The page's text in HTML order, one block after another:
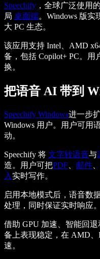
Speechify ，全球广泛使用的
局 桌面端。Windows 版
大 PC 生态。
该应用支持 Intel、AMD
备，包括 Copilot+ PC。
换。
把语音 AI 带到
Speechify Windows进一步
Windows 用户。用户可用
动。
Speechify 将 文字转语音与
造。用户可把PDF 邮件
入 实时写作。
启用本地模式后，语音数
处理，同时保证实时响应。
借助 GPU 加速、智能回
备上表现稳定，在 AMD、
速。